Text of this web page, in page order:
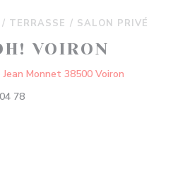
TERRASSE / SALON PRIVÉ
VOIRON
Monnet 38500 Voiron((新しいウィ
78